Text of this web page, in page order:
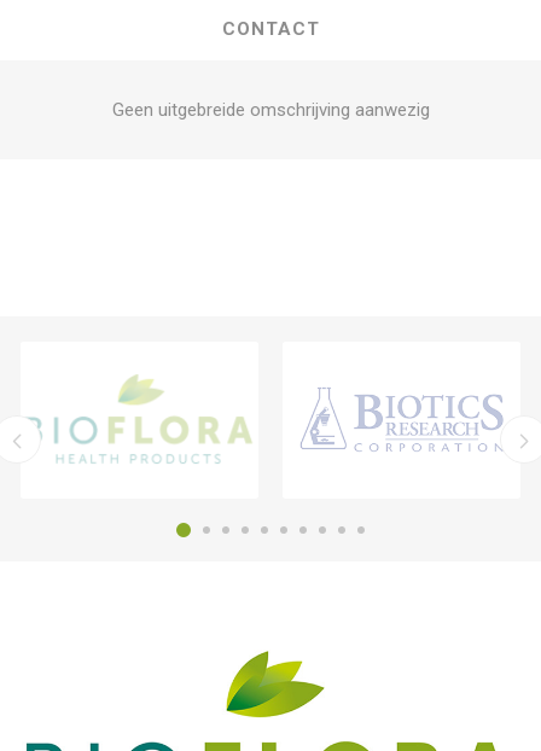
CONTACT
Geen uitgebreide omschrijving aanwezig